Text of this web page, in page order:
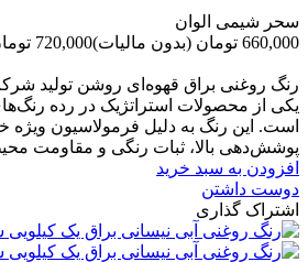
سحر شیمی الوان
660,000 تومان
(بدون مالیات)720,000 تومان
رنگ روغنی براق قهوه‌ای روشن تولید
یکی از محصولات استراتژیک در رده
است. این رنگ به دلیل فرمولاسیون ویژه
پوشش‌دهی بالا، ثبات رنگی و مقاومت
افزودن به سبد خرید
دوست داشتن
اشتراک گذاری